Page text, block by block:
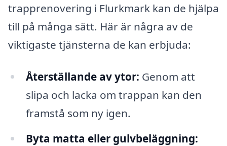
trapprenovering i Flurkmark kan de hjälpa
till på många sätt. Här är några av de
viktigaste tjänsterna de kan erbjuda:
Återställande av ytor: Genom att
slipa och lacka om trappan kan den
framstå som ny igen.
Byta matta eller gulvbeläggning: